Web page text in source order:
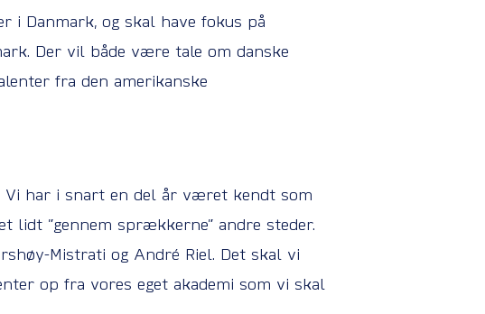
i Danmark, og skal have fokus på
Der vil både være tale om danske
fra den amerikanske
Vi har i snart en del år været kendt som
lidt ”gennem sprækkerne” andre steder.
Mistrati og André Riel. Det skal vi
op fra vores eget akademi som vi skal